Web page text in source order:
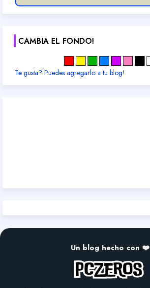
CAMBIA EL FONDO!
Te gusta? Puedes agregarlo a tu blog!
Un blog hecho con ❤️